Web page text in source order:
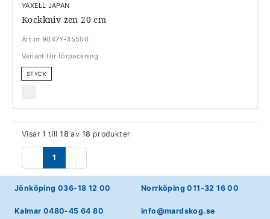
YAXELL JAPAN
Kockkniv zen 20 cm
Art.nr 9047Y-35500
Variant för förpackning
STYCK
Visar1 till18 av 18 produkter
Föregående
1
Nästa
Jönköping 036-18 12 00 Norrköping 011-32 16 00
Kalmar 0480-45 64 80 info@mardskog.se